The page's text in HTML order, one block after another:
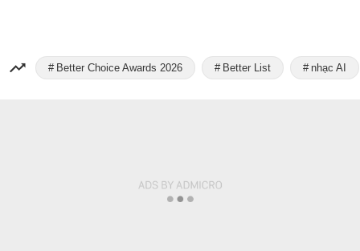
Better Choice Awards 2026 Better List nhạc AI